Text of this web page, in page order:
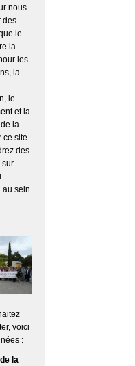
nous
des
le
la
les
la
le
et la
la
ce site
des
sur
au sein
voici
:
la